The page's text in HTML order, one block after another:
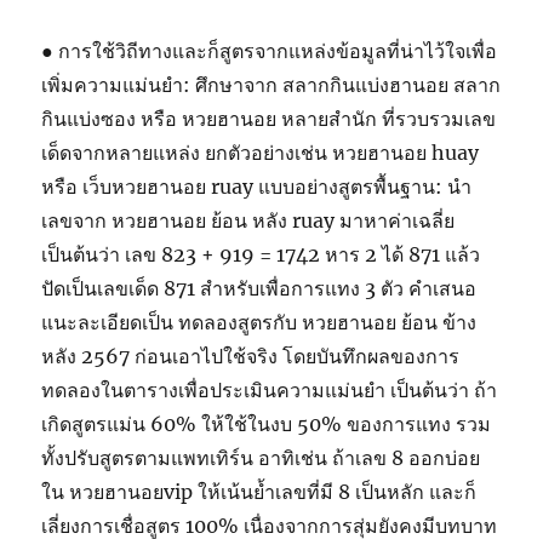
● การใช้วิถีทางและก็สูตรจากแหล่งข้อมูลที่น่าไว้ใจเพื่อ
เพิ่มความแม่นยำ: ศึกษาจาก สลากกินแบ่งฮานอย สลาก
กินแบ่งซอง หรือ หวยฮานอย หลายสํานัก ที่รวบรวมเลข
เด็ดจากหลายแหล่ง ยกตัวอย่างเช่น หวยฮานอย huay
หรือ เว็บหวยฮานอย ruay แบบอย่างสูตรพื้นฐาน: นำ
เลขจาก หวยฮานอย ย้อน หลัง ruay มาหาค่าเฉลี่ย
เป็นต้นว่า เลข 823 + 919 = 1742 หาร 2 ได้ 871 แล้ว
ปัดเป็นเลขเด็ด 871 สำหรับเพื่อการแทง 3 ตัว คำเสนอ
แนะละเอียดเป็น ทดลองสูตรกับ หวยฮานอย ย้อน ข้าง
หลัง 2567 ก่อนเอาไปใช้จริง โดยบันทึกผลของการ
ทดลองในตารางเพื่อประเมินความแม่นยำ เป็นต้นว่า ถ้า
เกิดสูตรแม่น 60% ให้ใช้ในงบ 50% ของการแทง รวม
ทั้งปรับสูตรตามแพทเทิร์น อาทิเช่น ถ้าเลข 8 ออกบ่อย
ใน หวยฮานอยvip ให้เน้นย้ำเลขที่มี 8 เป็นหลัก และก็
เลี่ยงการเชื่อสูตร 100% เนื่องจากการสุ่มยังคงมีบทบาท